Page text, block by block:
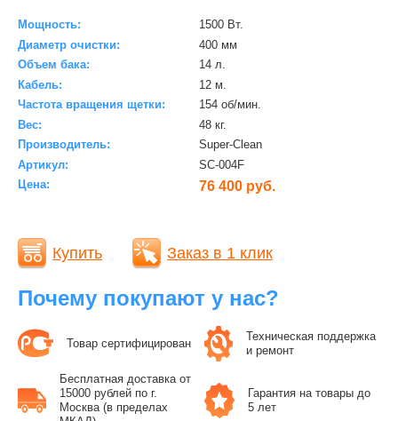
Мощность:
1500 Вт.
Диаметр очистки:
400 мм
Объем бака:
14 л.
Кабель:
12 м.
Частота вращения щетки:
154 об/мин.
Вес:
48 кг.
Производитель:
Super-Clean
Артикул:
SC-004F
Цена:
76 400 руб.
Купить Заказ в 1 клик
Почему покупают у нас?
Товар сертифицирован
Техническая поддержка
и ремонт
Бесплатная доставка от
15000 рублей по г.
Москва (в пределах
Гарантия на товары до
5 лет